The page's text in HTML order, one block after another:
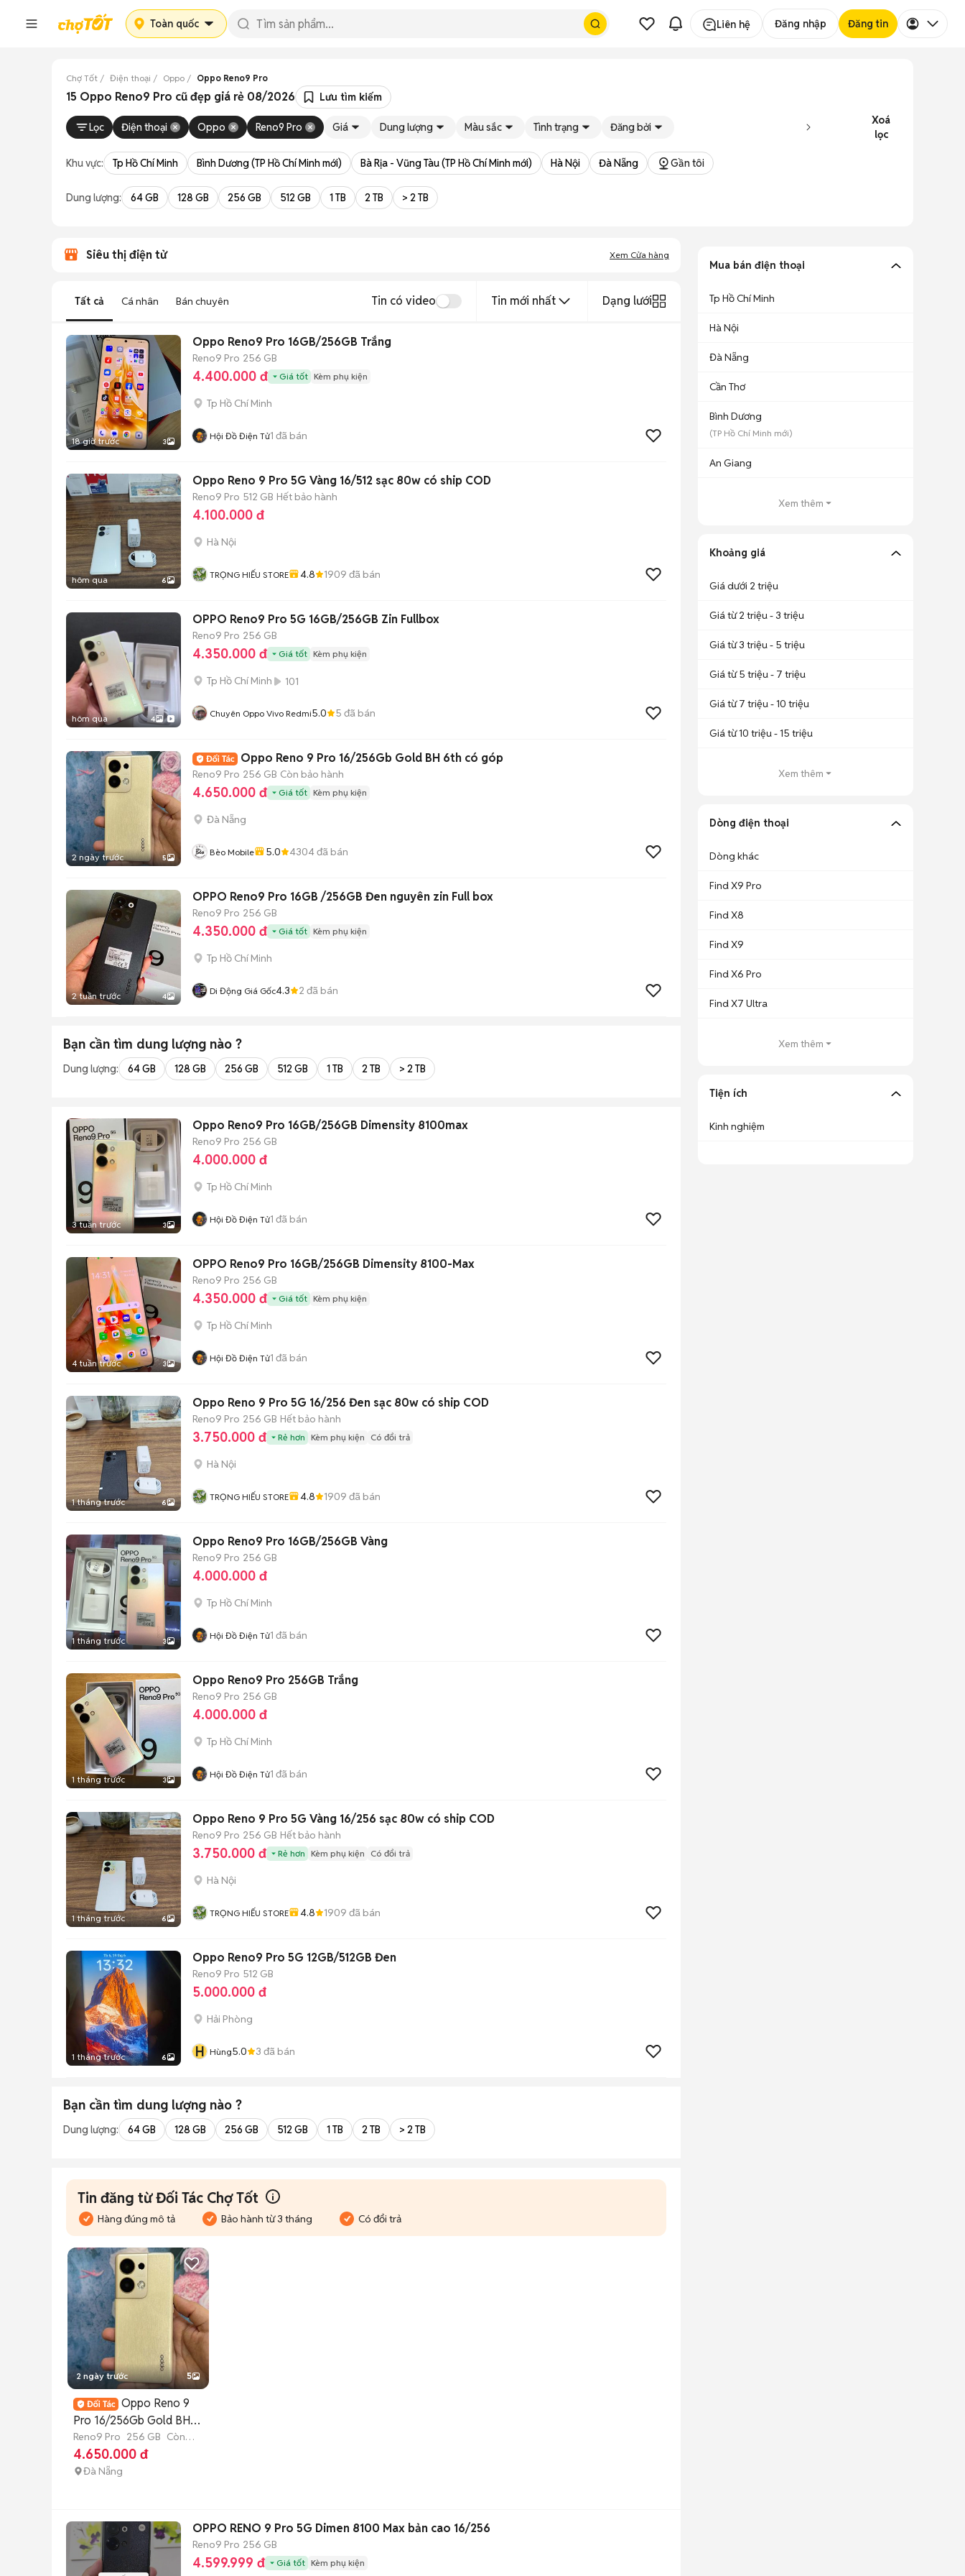
Toàn quốc Liên hệ Đăng nhập Đăng tin
Chợ Tốt Điện thoại Oppo Oppo Reno9 Pro
15 Oppo Reno9 Pro cũ đẹp giá rẻ 08/2026 Lưu tìm kiếm
Lọc Điện thoại Oppo Reno9 Pro Giá Dung lượng Màu sắc Tình trạng Đăng bởi
Xoá
lọc
Khu vực: Tp Hồ Chí Minh Bình Dương (TP Hồ Chí Minh mới) Bà Rịa - Vũng Tàu (TP Hồ Chí Minh mới) Hà Nội Đà Nẵng Gần tôi
Dung lượng: 64 GB 128 GB 256 GB 512 GB 1 TB 2 TB > 2 TB
Siêu thị điện tử Xem Cửa hàng
Tất cả Cá nhân Bán chuyên Tin có video Tin mới nhất Dạng lưới
18 giờ trước 3
Oppo Reno9 Pro 16GB/256GB Trắng
Reno9 Pro 256 GB
4.400.000 đ Giá tốt Kèm phụ kiện
Tp Hồ Chí Minh
Hội Đồ Điện Tử1 đã bán
hôm qua 6
Oppo Reno 9 Pro 5G Vàng 16/512 sạc 80w có ship COD
Reno9 Pro 512 GB Hết bảo hành
4.100.000 đ
Hà Nội
TRỌNG HIẾU STORE 4.8 1909 đã bán
hôm qua 4
OPPO Reno9 Pro 5G 16GB/256GB Zin Fullbox
Reno9 Pro 256 GB
4.350.000 đ Giá tốt Kèm phụ kiện
Tp Hồ Chí Minh 101
Chuyên Oppo Vivo Redmi5.0 5 đã bán
2 ngày trước 5
Oppo Reno 9 Pro 16/256Gb Gold BH 6th có góp
Reno9 Pro 256 GB Còn bảo hành
4.650.000 đ Giá tốt Kèm phụ kiện
Đà Nẵng
Bèo Mobile 5.0 4304đã bán
2 tuần trước 4
OPPO Reno9 Pro 16GB /256GB Đen nguyên zin Full box
Reno9 Pro 256 GB
4.350.000 đ Giá tốt Kèm phụ kiện
Tp Hồ Chí Minh
Di Động Giá Gốc4.3 2 đã bán
Bạn cần tìm dung lượng nào ?
Dung lượng: 64 GB 128 GB 256 GB 512 GB 1 TB 2 TB > 2 TB
3 tuần trước 3
Oppo Reno9 Pro 16GB/256GB Dimensity 8100max
Reno9 Pro 256 GB
4.000.000 đ
Tp Hồ Chí Minh
Hội Đồ Điện Tử1 đã bán
4 tuần trước 3
OPPO Reno9 Pro 16GB/256GB Dimensity 8100-Max
Reno9 Pro 256 GB
4.350.000 đ Giá tốt Kèm phụ kiện
Tp Hồ Chí Minh
Hội Đồ Điện Tử1 đã bán
1 tháng trước 6
Oppo Reno 9 Pro 5G 16/256 Đen sạc 80w có ship COD
Reno9 Pro 256 GB Hết bảo hành
3.750.000 đ Rẻ hơn Kèm phụ kiện Có đổi trả
Hà Nội
TRỌNG HIẾU STORE 4.8 1909 đã bán
1 tháng trước 3
Oppo Reno9 Pro 16GB/256GB Vàng
Reno9 Pro 256 GB
4.000.000 đ
Tp Hồ Chí Minh
Hội Đồ Điện Tử1 đã bán
1 tháng trước 3
Oppo Reno9 Pro 256GB Trắng
Reno9 Pro 256 GB
4.000.000 đ
Tp Hồ Chí Minh
Hội Đồ Điện Tử1 đã bán
1 tháng trước 6
Oppo Reno 9 Pro 5G Vàng 16/256 sạc 80w có ship COD
Reno9 Pro 256 GB Hết bảo hành
3.750.000 đ Rẻ hơn Kèm phụ kiện Có đổi trả
Hà Nội
TRỌNG HIẾU STORE 4.8 1909 đã bán
1 tháng trước 6
Oppo Reno9 Pro 5G 12GB/512GB Đen
Reno9 Pro 512 GB
5.000.000 đ
Hải Phòng
H Hùng5.0 3 đã bán
Bạn cần tìm dung lượng nào ?
Dung lượng: 64 GB 128 GB 256 GB 512 GB 1 TB 2 TB > 2 TB
Tin đăng từ Đối Tác Chợ Tốt
Hàng đúng mô tả Bảo hành từ 3 tháng Có đổi trả
2 ngày trước 5
Oppo Reno 9
Pro 16/256Gb Gold BH
6th có góp
Reno9 Pro 256 GB Còn
bảo hành
4.650.000 đ
Đà Nẵng
OPPO RENO 9 Pro 5G Dimen 8100 Max bản cao 16/256
Reno9 Pro 256 GB
4.599.999 đ Giá tốt Kèm phụ kiện
Mua bán điện thoại
Tp Hồ Chí Minh
Hà Nội
Đà Nẵng
Cần Thơ
Bình Dương
(TP Hồ Chí Minh mới)
An Giang
Xem thêm
Khoảng giá
Giá dưới 2 triệu
Giá từ 2 triệu - 3 triệu
Giá từ 3 triệu - 5 triệu
Giá từ 5 triệu - 7 triệu
Giá từ 7 triệu - 10 triệu
Giá từ 10 triệu - 15 triệu
Xem thêm
Dòng điện thoại
Dòng khác
Find X9 Pro
Find X8
Find X9
Find X6 Pro
Find X7 Ultra
Xem thêm
Tiện ích
Kinh nghiệm